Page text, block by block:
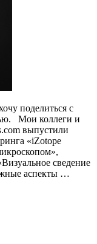
поделиться с
Мои коллеги и
выпустили
«iZotope
сведение
аспекты …